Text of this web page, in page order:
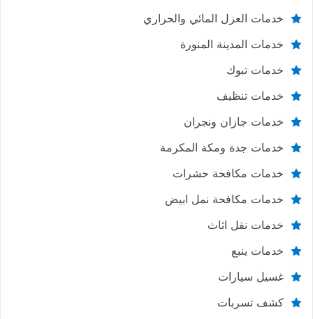
خدمات العزل المائي والحراري
خدمات المدينة المنورة
خدمات تبوك
خدمات تنظيف
خدمات جازان ونجران
خدمات جدة ومكة المكرمة
خدمات مكافحة حشرات
خدمات مكافحة نمل ابيض
خدمات نقل اثاث
خدمات ينبع
غسيل سيارات
كشف تسربات